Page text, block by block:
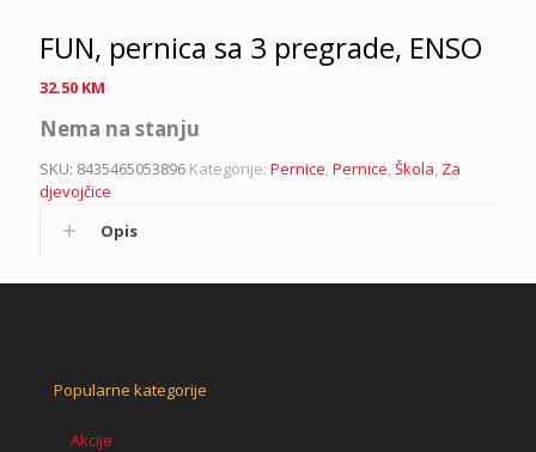
FUN, pernica sa 3 pregrade, ENSO
32.50 KM
Nema na stanju
SKU: 8435465053896 Kategorije: Pernice Pernice Škola Za
djevojčice
Opis
Popularne kategorije
Akcije